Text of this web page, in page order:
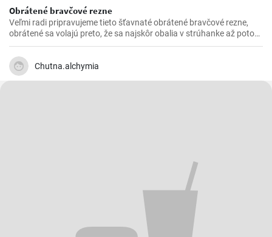
Obrátené bravčové rezne
Veľmi radi pripravujeme tieto šťavnaté obrátené bravčové rezne,
obrátené sa volajú preto, že sa najskôr obalia v strúhanke až potom
vo vajíčku. Sú krásne jemné a veľmi šťavnaté. V kombinácii s
čerstvou zeleninou sú výborné.
Chutna.alchymia